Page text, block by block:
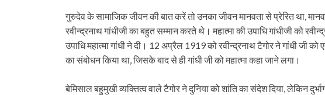
गुरुदेव के सामाजिक जीवन की बात करें तो उनका जीवन मानवता से प्रेरित था,
रवीन्द्रनाथ गांधीजी का बहुत सम्मान करते थे। महात्मा की उपाधि गांधीजी को
उपाधि महात्मा गांधी ने दी। 12 अप्रैल 1919 को रवीन्द्रनाथ टैगोर ने गांधी जी को
का संबोधन किया था, जिसके बाद से ही गांधी जी को महात्मा कहा जाने लगा।
बेमिसाल बहुमुखी व्यक्तित्व वाले टैगोर ने दुनिया को शांति का संदेश दिया, लेकिन